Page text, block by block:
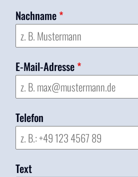
Nachname*
E-Mail-Adresse*
Telefon
Text